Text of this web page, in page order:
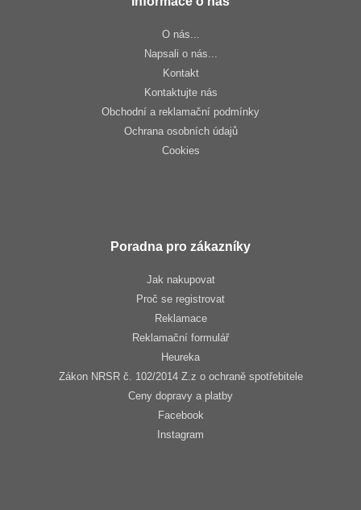
O nás...
Napsali o nás...
Kontakt
Kontaktujte nás
Obchodní a reklamační podmínky
Ochrana osobních údajů
Cookies
Poradna pro zákazníky
Jak nakupovat
Proč se registrovat
Reklamace
Reklamační formulář
Heureka
Zákon NRSR č. 102/2014 Z.z o ochraně spotřebitele
Ceny dopravy a platby
Facebook
Instagram